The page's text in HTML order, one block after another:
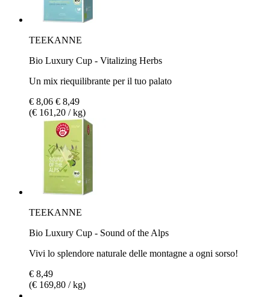
TEEKANNE
Bio Luxury Cup - Vitalizing Herbs
Un mix riequilibrante per il tuo palato
€ 8,06 € 8,49
(€ 161,20 / kg)
TEEKANNE
Bio Luxury Cup - Sound of the Alps
Vivi lo splendore naturale delle montagne a ogni sorso!
€ 8,49
(€ 169,80 / kg)